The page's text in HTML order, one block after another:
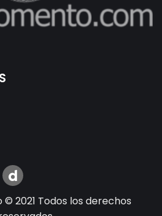
2021 Todos los derechos